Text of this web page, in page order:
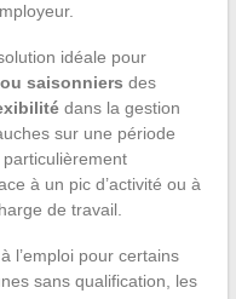
idéale pour
saisonniers des
dans la gestion
sur une période
à un pic d’activité ou à
de travail.
l’emploi pour certains
sans qualification, les